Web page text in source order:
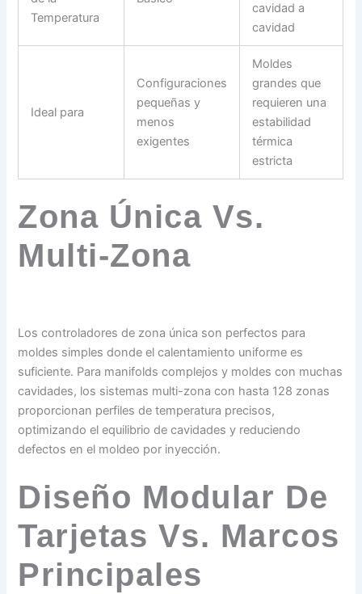
Temperatura
cavidad a
cavidad
Ideal para
Configuraciones
pequeñas y
menos
exigentes
Moldes
grandes que
requieren una
estabilidad
térmica
estricta
Zona Única Vs.
Multi-Zona
Los controladores de zona única son perfectos para
moldes simples donde el calentamiento uniforme es
suficiente. Para manifolds complejos y moldes con muchas
cavidades, los sistemas multi-zona con hasta 128 zonas
proporcionan perfiles de temperatura precisos,
optimizando el equilibrio de cavidades y reduciendo
defectos en el moldeo por inyección.
Diseño Modular De
Tarjetas Vs. Marcos
Principales